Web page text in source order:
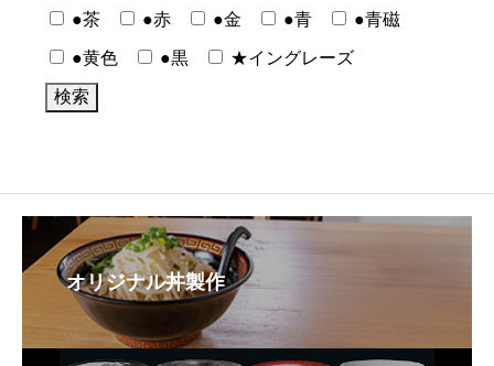
●茶 ●赤 ●金 ●青 ●青磁
●黄色 ●黒 ★イングレーズ
オリジナル丼製作